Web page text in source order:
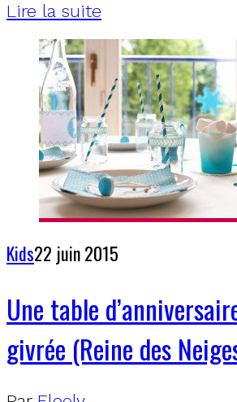
Lire la suite
Kids22 juin 2015
Une table
givrée (Reine des